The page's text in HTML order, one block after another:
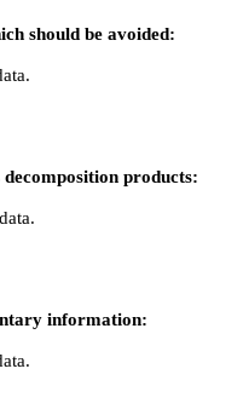
should be avoided:
products:
information: